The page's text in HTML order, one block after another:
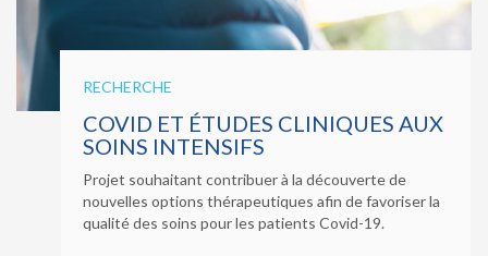
RECHERCHE
COVID ET ÉTUDES CLINIQUES AUX
SOINS INTENSIFS
Projet souhaitant contribuer à la découverte de
nouvelles options thérapeutiques afin de favoriser la
qualité des soins pour les patients Covid-19.